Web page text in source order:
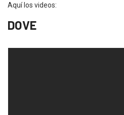
Aquí los videos:
DOVE